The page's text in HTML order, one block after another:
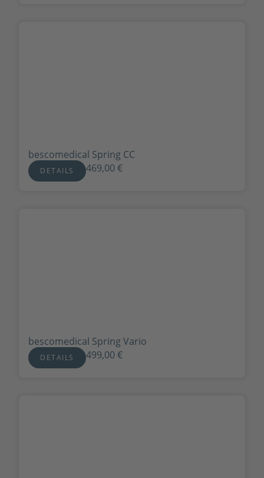
bescomedical Spring CC
DETAILS 469,00€
bescomedical Spring Vario
DETAILS 499,00€